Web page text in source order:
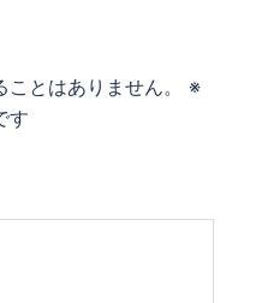
とはありません。
※
す